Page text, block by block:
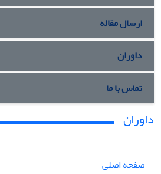
ارسال مقاله
داوران
تماس با ما
داوران
صفحه اصلی